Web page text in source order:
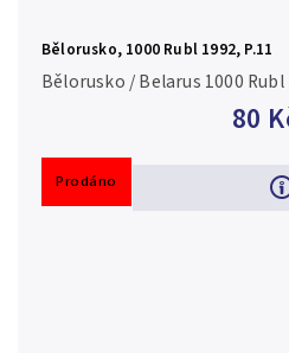
Bělorusko, 1000 Rubl 1992, P.11
80
Bělorusko / Belarus 1000
Prodáno